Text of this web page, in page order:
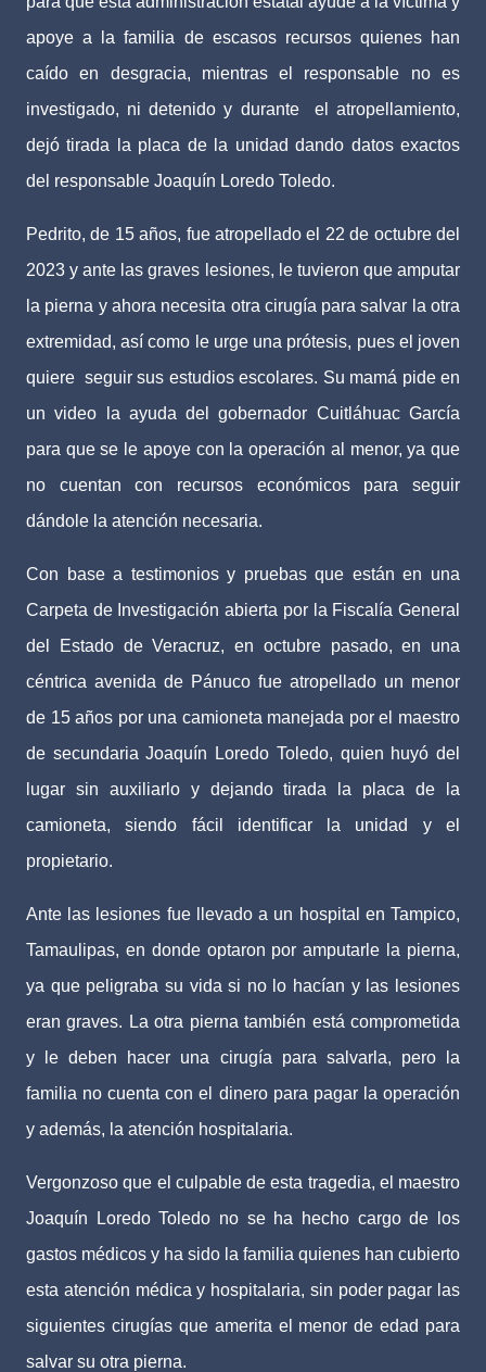
apoye a la familia de escasos recursos quienes han
caído en desgracia, mientras el responsable no es
investigado, ni detenido y durante el atropellamiento,
dejó tirada la placa de la unidad dando datos exactos
del responsable Joaquín Loredo Toledo.
Pedrito, de 15 años, fue atropellado el 22 de octubre del
2023 y ante las graves lesiones, le tuvieron que amputar
la pierna y ahora necesita otra cirugía para salvar la otra
extremidad, así como le urge una prótesis, pues el joven
quiere seguir sus estudios escolares. Su mamá pide en
un video la ayuda del gobernador Cuitláhuac García
para que se le apoye con la operación al menor, ya que
no cuentan con recursos económicos para seguir
dándole la atención necesaria.
Con base a testimonios y pruebas que están en una
Carpeta de Investigación abierta por la Fiscalía General
del Estado de Veracruz, en octubre pasado, en una
céntrica avenida de Pánuco fue atropellado un menor
de 15 años por una camioneta manejada por el maestro
de secundaria Joaquín Loredo Toledo, quien huyó del
lugar sin auxiliarlo y dejando tirada la placa de la
camioneta, siendo fácil identificar la unidad y el
propietario.
Ante las lesiones fue llevado a un hospital en Tampico,
Tamaulipas, en donde optaron por amputarle la pierna,
ya que peligraba su vida si no lo hacían y las lesiones
eran graves. La otra pierna también está comprometida
y le deben hacer una cirugía para salvarla, pero la
familia no cuenta con el dinero para pagar la operación
y además, la atención hospitalaria.
Vergonzoso que el culpable de esta tragedia, el maestro
Joaquín Loredo Toledo no se ha hecho cargo de los
gastos médicos y ha sido la familia quienes han cubierto
esta atención médica y hospitalaria, sin poder pagar las
siguientes cirugías que amerita el menor de edad para
salvar su otra pierna.